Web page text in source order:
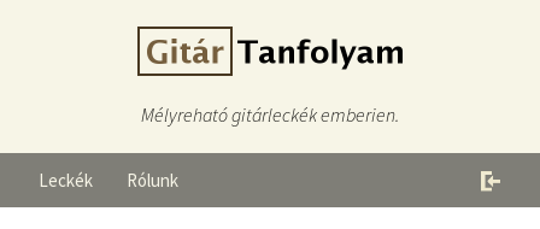
Mélyreható gitárleckék emberien.
Leckék Rólunk